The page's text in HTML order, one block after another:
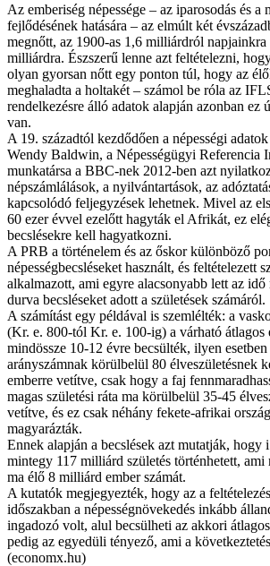
Az emberiség népessége – az iparosodás és a
fejlődésének hatására – az elmúlt két
megnőtt, az 1900-as 1,6 milliárdról
milliárdra. Észszerű lenne azt feltételezni,
olyan gyorsan nőtt egy ponton túl, hogy az
meghaladta a holtakét – számol be róla az
rendelkezésre álló adatok alapján azonban ez
van.
A 19. századtól kezdődően a népességi
Wendy Baldwin, a Népességügyi Referencia
munkatársa a BBC-nek 2012-ben azt
népszámlálások, a nyilvántartások, az
kapcsolódó feljegyzések lehetnek. Mivel az
60 ezer évvel ezelőtt hagyták el Afrikát, ez
becslésekre kell hagyatkozni.
A PRB a történelem és az őskor különböző
népességbecsléseket használt, és feltételezett
alkalmazott, ami egyre alacsonyabb lett az
durva becsléseket adott a születések számáról.
A számítást egy példával is szemlélték: a
(Kr. e. 800-tól Kr. e. 100-ig) a várható átlagos
mindössze 10-12 évre becsülték, ilyen esetben
arányszámnak körülbelül 80 élveszületésnek
emberre vetítve, csak hogy a faj
magas születési ráta ma körülbelül 35-45
vetítve, és ez csak néhány fekete-afrikai
magyarázták.
Ennek alapján a becslések azt mutatják, hogy
mintegy 117 milliárd születés történhetett, ami
ma élő 8 milliárd ember számát.
A kutatók megjegyezték, hogy az a
időszakban a népességnövekedés inkább
ingadozó volt, alul becsülheti az akkori
pedig az egyedüli tényező, ami a
(economx.hu)